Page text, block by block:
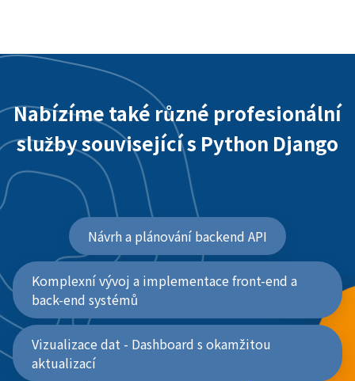
Nabízíme také různé profesionální
služby související s Python Django
Návrh a plánování backend API
Komplexní vývoj a implementace front-end a
back-end systémů
Vizualizace dat - Dashboard s okamžitou
aktualizací